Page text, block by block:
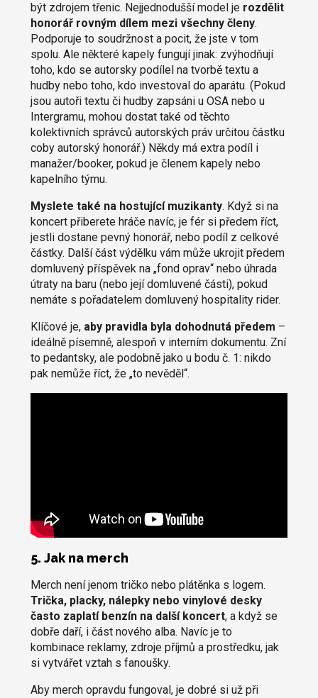
být zdrojem třenic. Nejjednodušší model je rozdělit
honorář rovným dílem mezi všechny členy.
Podporuje to soudržnost a pocit, že jste v tom
spolu. Ale některé kapely fungují jinak: zvýhodňují
toho, kdo se autorsky podílel na tvorbě textu a
hudby nebo toho, kdo investoval do aparátu. (Pokud
jsou autoři textu či hudby zapsáni u OSA nebo u
Intergramu, mohou dostat také od těchto
kolektivních správců autorských práv určitou částku
coby autorský honorář.) Někdy má extra podíl i
manažer/booker, pokud je členem kapely nebo
kapelního týmu.
Myslete také na hostující muzikanty. Když si na
koncert přiberete hráče navíc, je fér si předem říct,
jestli dostane pevný honorář, nebo podíl z celkové
částky. Další část výdělku vám může ukrojit předem
domluvený příspěvek na „fond oprav“ nebo úhrada
útraty na baru (nebo její domluvené části), pokud
nemáte s pořadatelem domluvený hospitality rider.
Klíčové je, aby pravidla byla dohodnutá předem –
ideálně písemně, alespoň v interním dokumentu. Zní
to pedantsky, ale podobně jako u bodu č. 1: nikdo
pak nemůže říct, že „to nevěděl“.
5. Jak na merch
Merch není jenom tričko nebo plátěnka s logem.
Trička, placky, nálepky nebo vinylové desky
často zaplatí benzín na další koncert, a když se
dobře daří, i část nového alba. Navíc je to
kombinace reklamy, zdroje příjmů a prostředku, jak
si vytvářet vztah s fanoušky.
Aby merch opravdu fungoval, je dobré si už při